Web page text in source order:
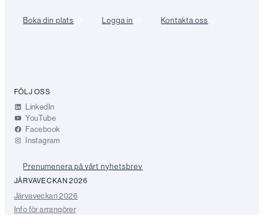
Boka din plats Logga in Kontakta oss
FÖLJ OSS
LinkedIn
YouTube
Facebook
Instagram
Prenumenera på vårt nyhetsbrev
JÄRVAVECKAN 2026
Järvaveckan 2026
Info för arrangörer